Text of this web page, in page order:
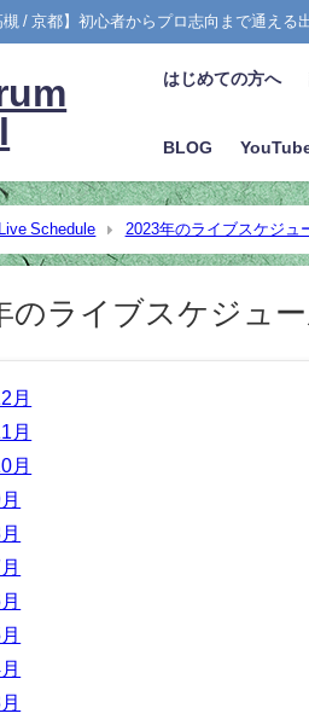
槻 / 京都】初心者からプロ志向まで通える
はじめての方へ
BLOG
Live Schedule 2023年のライブスケジュ
のライブスケジュ
月
月
月